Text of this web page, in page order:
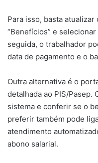
Para isso, basta
“Benefícios” e selecionar
seguida, o trabalhador
data de pagamento e o
Outra alternativa é o
detalhada ao PIS/Pasep.
sistema e conferir se o
preferir também pode
atendimento
abono salarial.